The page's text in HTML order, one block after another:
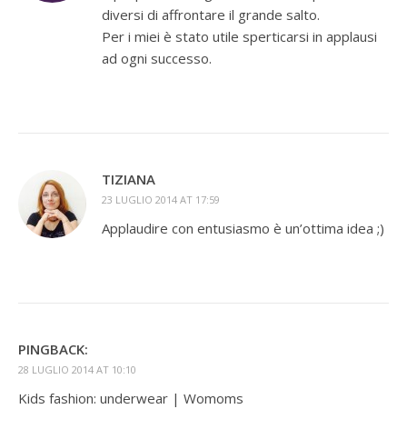
diversi di affrontare il grande salto.
Per i miei è stato utile sperticarsi in applausi
ad ogni successo.
TIZIANA
23 LUGLIO 2014 AT 17:59
Applaudire con entusiasmo è un’ottima idea ;)
PINGBACK:
28 LUGLIO 2014 AT 10:10
Kids fashion: underwear | Womoms